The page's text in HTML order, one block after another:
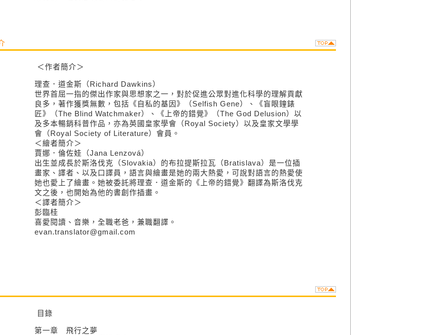
＜作者簡介＞
理查．道金斯（Richard Dawkins）
世界首屈一指的傑出作家與思想家之一，對於促進公眾對進化科學的理解貢獻
良多，著作獲獎無數，包括《自私的基因》（Selfish Gene）、《盲眼鐘錶
匠》（The Blind Watchmaker）、《上帝的錯覺》（The God Delusion）以
及多本暢銷科普作品，亦為英國皇家學會（Royal Society）以及皇家文學學
會（Royal Society of Literature）會員。
＜繪者簡介＞
賈娜．倫佐娃（Jana Lenzová）
出生並成長於斯洛伐克（Slovakia）的布拉提斯拉瓦（Bratislava）是一位插
畫家、譯者、以及口譯員，語言與繪畫是她的兩大熱愛，可說對語言的熱愛使
她也愛上了繪畫。她被委託將理查．道金斯的《上帝的錯覺》翻譯為斯洛伐克
文之後，也開始為他的書創作插畫。
＜譯者簡介＞
彭臨桂
喜愛閱讀、音樂，全職老爸，兼職翻譯。
evan.translator@gmail.com
目錄
第一章 飛行之夢